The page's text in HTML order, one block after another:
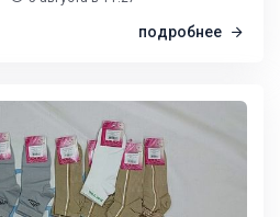
подробнее